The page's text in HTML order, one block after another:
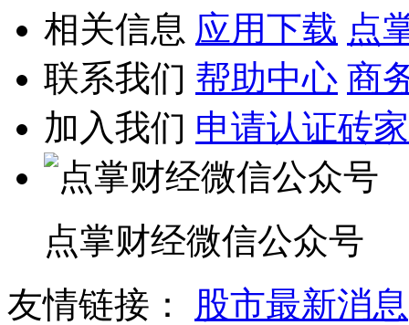
相关信息 应用下载 点
联系我们 帮助中心 商
加入我们 申请认证砖家
点掌财经微信公众号
友情链接：
股市最新消息